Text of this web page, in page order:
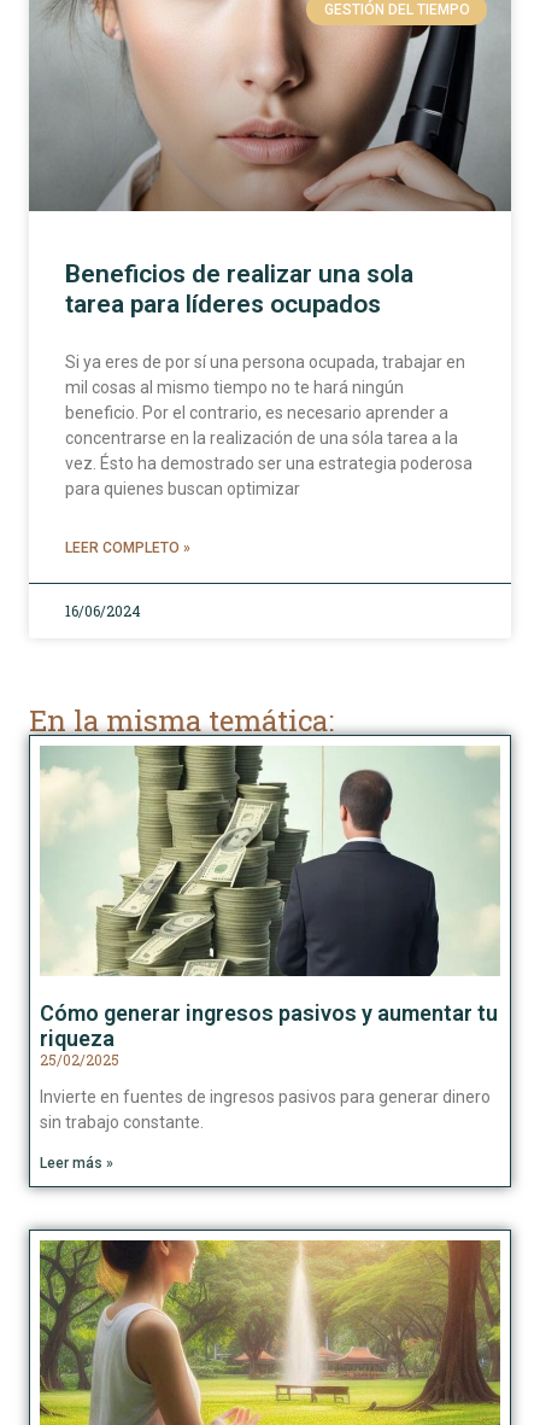
GESTIÓN DEL TIEMPO
Beneficios de realizar una sola
tarea para líderes ocupados
Si ya eres de por sí una persona ocupada, trabajar en
mil cosas al mismo tiempo no te hará ningún
beneficio. Por el contrario, es necesario aprender a
concentrarse en la realización de una sóla tarea a la
vez. Ésto ha demostrado ser una estrategia poderosa
para quienes buscan optimizar
LEER COMPLETO »
16/06/2024
En la misma temática:
Cómo generar ingresos pasivos y aumentar tu
riqueza
25/02/2025
Invierte en fuentes de ingresos pasivos para generar dinero
sin trabajo constante.
Leer más »